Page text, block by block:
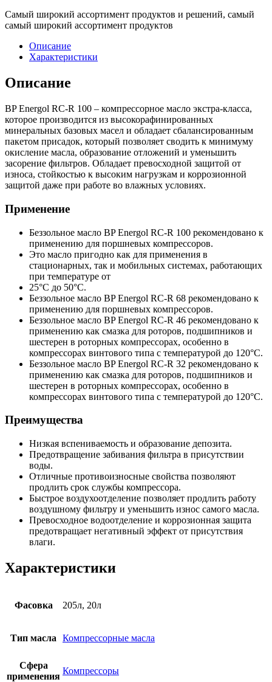
Самый широкий ассортимент продуктов и решений, самый
самый широкий ассортимент продуктов
Описание
Характеристики
Описание
BP Energol RC-R 100 – компрессорное масло экстра-класса,
которое производится из высокорафинированных
минеральных базовых масел и обладает сбалансированным
пакетом присадок, который позволяет сводить к минимуму
окисление масла, образование отложений и уменьшить
засорение фильтров. Обладает превосходной защитой от
износа, стойкостью к высоким нагрузкам и коррозионной
защитой даже при работе во влажных условиях.
Применение
Беззольное масло BP Energol RC-R 100 рекомендовано к
применению для поршневых компрессоров.
Это масло пригодно как для применения в
стационарных, так и мобильных системах, работающих
при температуре от
25°C до 50°C.
Беззольное масло BP Energol RC-R 68 рекомендовано к
применению для поршневых компрессоров.
Беззольное масло BP Energol RC-R 46 рекомендовано к
применению как смазка для роторов, подшипников и
шестерен в роторных компрессорах, особенно в
компрессорах винтового типа с температурой до 120°C.
Беззольное масло BP Energol RC-R 32 рекомендовано к
применению как смазка для роторов, подшипников и
шестерен в роторных компрессорах, особенно в
компрессорах винтового типа с температурой до 120°C.
Преимущества
Низкая вспениваемость и образование депозита.
Предотвращение забивания фильтра в присутствии
воды.
Отличные противоизносные свойства позволяют
продлить срок службы компрессора.
Быстрое воздухоотделение позволяет продлить работу
воздушному фильтру и уменьшить износ самого масла.
Превосходное водоотделение и коррозионная защита
предотвращает негативный эффект от присутствия
влаги.
Характеристики
Фасовка 205л, 20л
Тип масла Компрессорные масла
Сфера
применения
Компрессоры